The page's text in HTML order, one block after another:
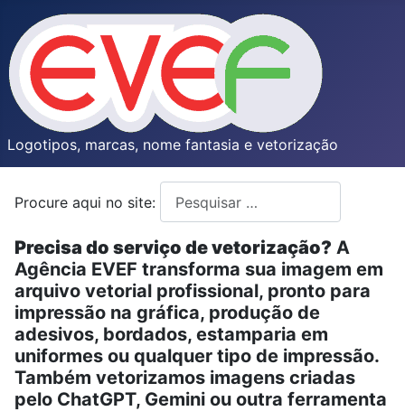
Logotipos, marcas, nome fantasia e vetorização
Procure aqui no site:
Precisa do serviço de vetorização? A
Agência EVEF transforma sua imagem em
arquivo vetorial profissional, pronto para
impressão na gráfica, produção de
adesivos, bordados, estamparia em
uniformes ou qualquer tipo de impressão.
Também vetorizamos imagens criadas
pelo ChatGPT, Gemini ou outra ferramenta